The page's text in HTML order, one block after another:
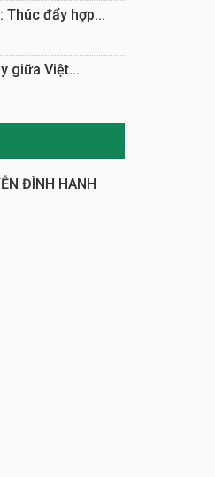
Thúc đẩy hợp...
giữa Việt...
ĐÌNH HANH